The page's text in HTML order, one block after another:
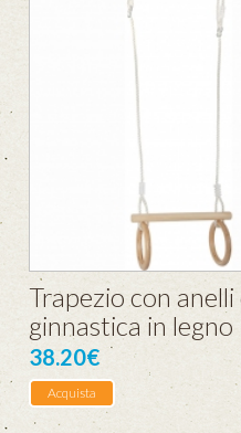
Trapezio con anelli
ginnastica in legno
38.20€
Acquista